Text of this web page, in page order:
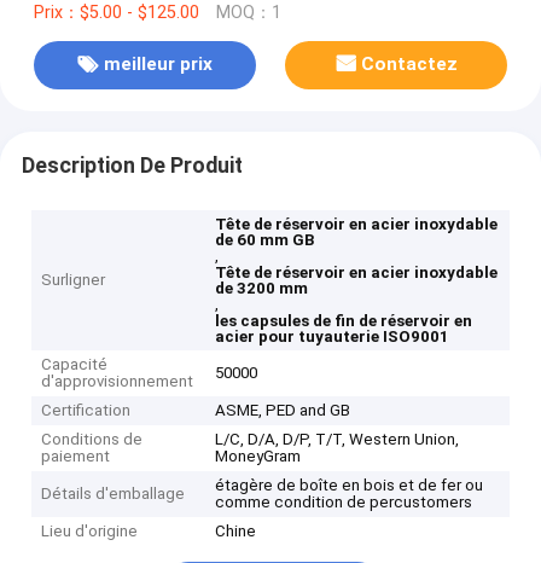
Prix：$5.00 - $125.00 MOQ：1
meilleur prix Contactez
Description De Produit
Surligner
Tête de réservoir en acier inoxydable
de 60 mm GB
,
Tête de réservoir en acier inoxydable
de 3200 mm
,
les capsules de fin de réservoir en
acier pour tuyauterie ISO9001
Capacité
d'approvisionnement
50000
Certification
ASME, PED and GB
Conditions de
paiement
L/C, D/A, D/P, T/T, Western Union,
MoneyGram
Détails d'emballage
étagère de boîte en bois et de fer ou
comme condition de percustomers
Lieu d'origine
Chine